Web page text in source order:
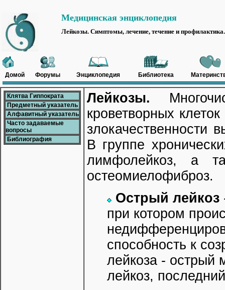
Медицинская энциклопедия
Лейкозы. Симптомы, лечение, течение и профилактика.
Домой Форумы Энциклопедия Библиотека
Клятва Гиппократа
Предметный указатель
Алфавитный указатель
Часто задаваемые
вопросы
Библиография
Лейкозы.
кроветворных
злокачественности
В группе
лимфолейкоз, а
остеомиелофиброз.
Острый лейкоз
при котором
способность к
лейкоза - острый
лейкоз,